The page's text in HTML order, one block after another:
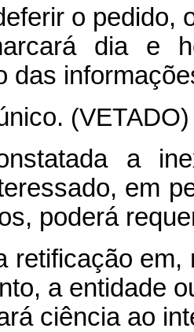
o pedido,
dia e
das
(VETADO)
a
em
poderá
retificação
a entidade
ciência ao